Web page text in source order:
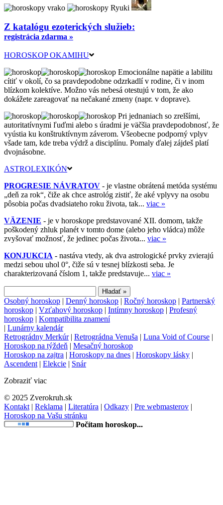
Z katalógu ezoterických služieb:
registrácia zdarma »
HOROSKOP OKAMIHU
Emocionálne napätie a labilitu
cítiť v okolí, čo sa pravdepodobne odzrkadlí v rodine, či v inom
blízkom kolektíve. Možno vás nebesá otestujú v tom, že ako
dokážete zareagovať na nečakané zmeny (napr. v doprave).
Pri jednaniach so zrelšími,
autoritatívnymi ľuďmi alebo s úradmi je väčšia pravdepodobnosť, že
vyústia ku konštruktívnym záverom. Všeobecne podporný vplyv
všade tam, kde treba výdrž a disciplínu. Pomaly ďalej zájdeš platí
dvojnásobne.
ASTROLEXIKÓN
PROGRESIE NÁVRATOV - je vlastne obrátená metóda systému
„deň za rok“, čiže ak chce astrológ zistiť, že aké vplyvy na osobu
pôsobia počas dvadsiateho roku života, tak... viac »
VÄZENIE - je v horoskope predstavované XII. domom, takže
poškodený zhluk planét v tomto dome (alebo jeho vládca) môže
zvyšovať možnosť, že jedinec počas života... viac »
KONJUKCIA - nastáva vtedy, ak dva astrologické prvky zvierajú
medzi sebou uhol 0°, čiže sú v tesnej blízkosti seba. Je
charakterizovaná číslom 1, takže predstavuje... viac »
Osobný horoskop | Denný horoskop | Ročný horoskop | Partnerský
horoskop | Vzťahový horoskop | Intímny horoskop | Profesný
horoskop | Kompatibilita znamení
| Lunárny kalendár
Retrográdny Merkúr| Retrográdna Venuša | Luna Void of Course |
Horoskop na týždeň | Mesačný horoskop
Horoskop na zajtra | Horoskopy na dnes | Horoskopy lásky |
Ascendent | Elekcie | Snár
Zobraziť viac
© 2025 Zverokruh.sk
Kontakt | Reklama | Literatúra | Odkazy | Pre webmasterov |
Horoskop na Vašu stránku
Počítam horoskop...